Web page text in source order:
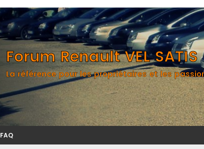
Forum Renault VEL SATIS
La référence pour les propriétaires et les
FAQ